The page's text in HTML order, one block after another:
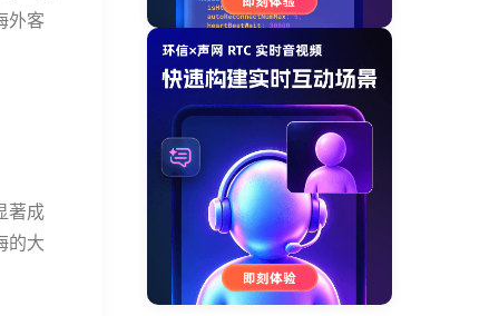
外客
著成
的大